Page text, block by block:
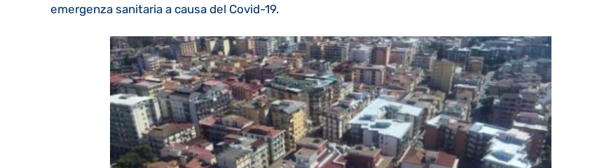
emergenza sanitaria a causa del Covid-19.